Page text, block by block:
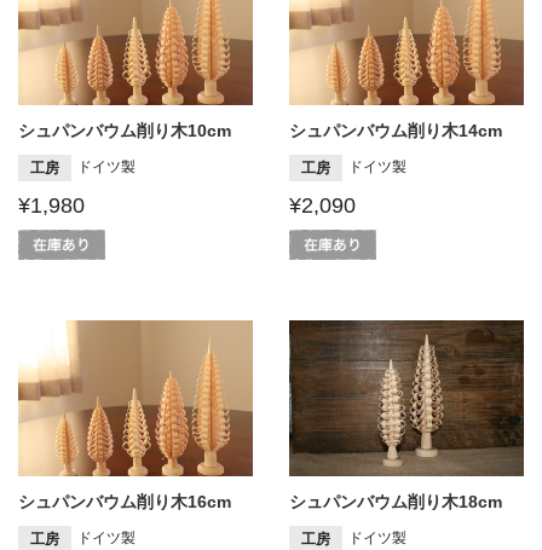
シュパンバウム削り木10cm
工房 ドイツ製
¥1,980
シュパンバウム削り木14cm
工房 ドイツ製
¥2,090
シュパンバウム削り木16cm
工房 ドイツ製
シュパンバウム削り木18cm
工房 ドイツ製